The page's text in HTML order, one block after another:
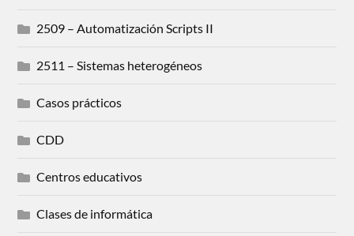
2509 – Automatización Scripts II
2511 – Sistemas heterogéneos
Casos prácticos
CDD
Centros educativos
Clases de informática